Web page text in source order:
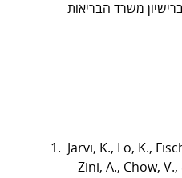
משרד הבריאות
1.  Jarvi, K., Lo, K.,
Zini, A., Chow,